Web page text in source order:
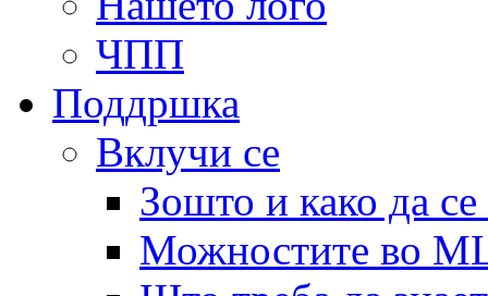
ЧПП
Поддршка
Вклучи се
Зошто и како да
Можностите во